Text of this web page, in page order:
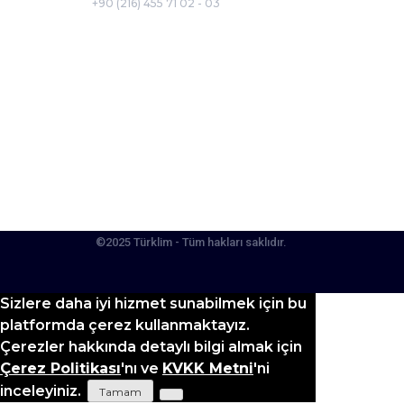
+90 (216) 455 71 02 - 03
©2025 Türklim - Tüm hakları saklıdır.
Sizlere daha iyi hizmet sunabilmek için bu
platformda çerez kullanmaktayız.
Çerezler hakkında detaylı bilgi almak için
Çerez Politikası'nı ve KVKK Metni'ni
inceleyiniz.
Tamam